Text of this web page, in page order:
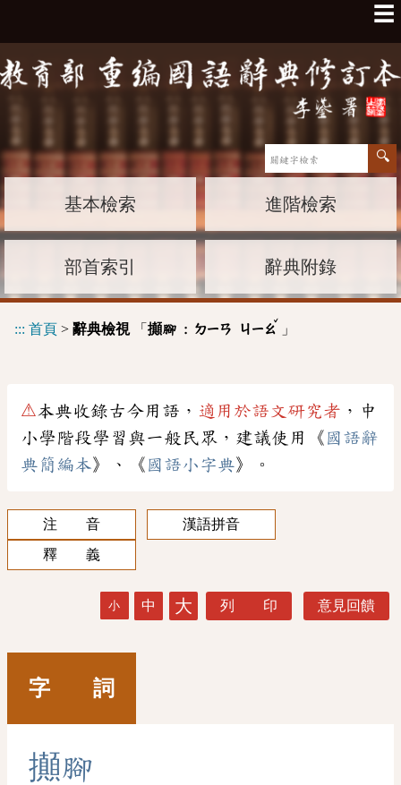
☰
基本檢索 進階檢索
部首索引 辭典附錄
::: 首頁 > 辭典檢視「 攧腳 : ㄉㄧㄢ ㄐㄧㄠ
ˇ
」
⚠本典收錄古今用語， 適用於語文研究者 ，中
小學階段學習與一般民眾，建議使用《 國語辭
典簡編本》、《 國語小字典》。
注 音
漢語拼音
釋 義
小 中 大 列 印 意見回饋
字 詞
攧腳